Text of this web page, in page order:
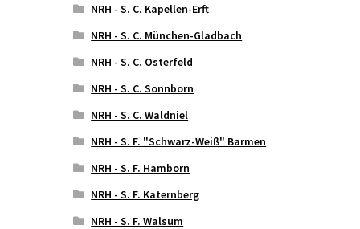
NRH - S. C. Kapellen-Erft
NRH - S. C. München-Gladbach
NRH - S. C. Osterfeld
NRH - S. C. Sonnborn
NRH - S. C. Waldniel
NRH - S. F. "Schwarz-Weiß" Barmen
NRH - S. F. Hamborn
NRH - S. F. Katernberg
NRH - S. F. Walsum